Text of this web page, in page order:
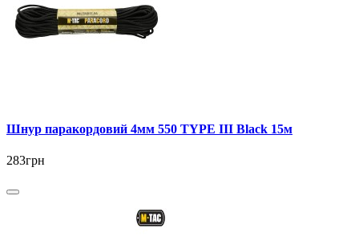
Шнур паракордовий 4мм 550 TYPE III Black 15м
283грн